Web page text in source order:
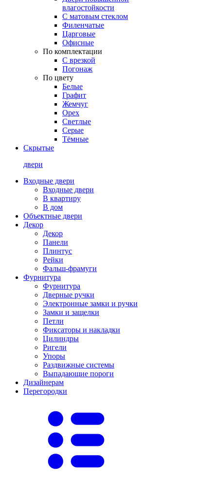
влагостойкости
С матовым стеклом
Филенчатые
Царговые
Офисные
По комплектации
С врезкой
Погонаж
По цвету
Белые
Графит
Жемчуг
Орех
Светлые
Серые
Тёмные
Скрытые
двери
Входные двери
Входные двери
В квартиру
В дом
Объектные двери
Декор
Декор
Панели
Плинтус
Рейки
Фальш-фрамуги
Фурнитура
Фурнитура
Дверные ручки
Электронные замки и ручки
Замки и защелки
Петли
Фиксаторы и накладки
Цилиндры
Ригели
Упоры
Раздвижные системы
Выпадающие пороги
Дизайнерам
Перегородки